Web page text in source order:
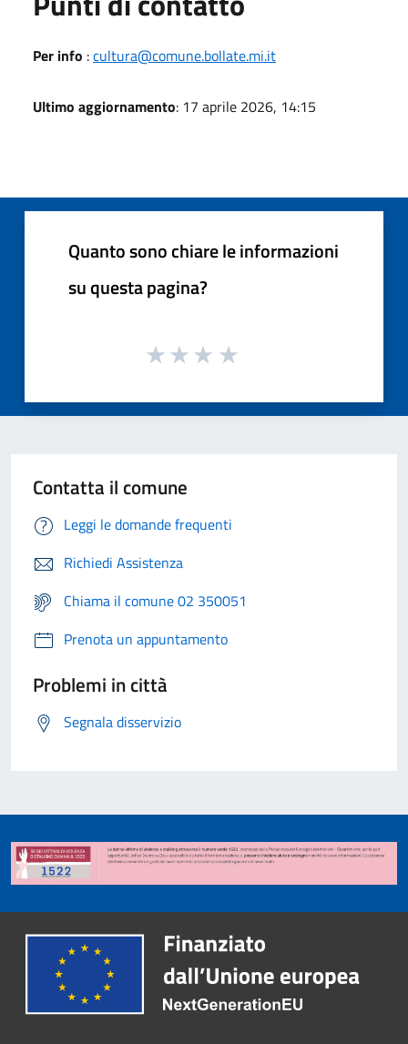
Per info :cultura@comune.bollate.mi.it
Ultimo aggiornamento: 17 aprile 2026, 14:15
Quanto sono chiare le informazioni
su questa pagina?
Contatta il comune
Leggi le domande frequenti
Richiedi Assistenza
Chiama il comune 02 350051
Prenota un appuntamento
Problemi in città
Segnala disservizio